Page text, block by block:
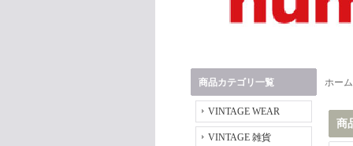
商品カテゴリ一覧
VINTAGE WEAR
VINTAGE 雑貨
ホーム
商